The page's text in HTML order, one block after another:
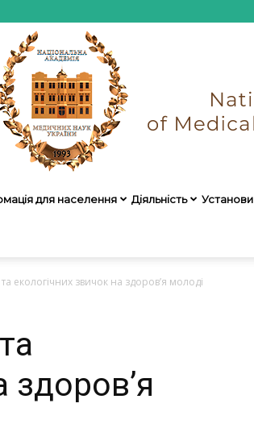
для населення Діяльність Установи
екологічних звичок на здоров’я молоді
здоров’я